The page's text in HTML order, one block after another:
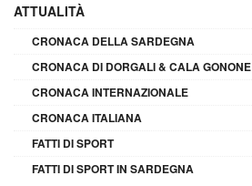
ATTUALITÀ
CRONACA DELLA SARDEGNA
CRONACA DI DORGALI & CALA GONONE
CRONACA INTERNAZIONALE
CRONACA ITALIANA
FATTI DI SPORT
FATTI DI SPORT IN SARDEGNA